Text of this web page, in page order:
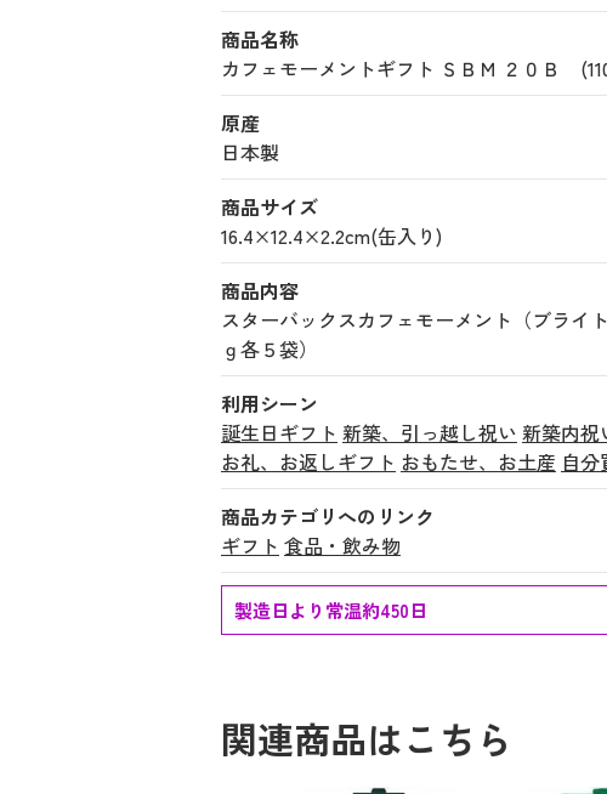
商品名称
カフェモーメントギフト ＳＢＭ ２０Ｂ
原産
日本製
商品サイズ
16.4×12.4×2.2cm(缶入り)
商品内容
スターバックスカフェモーメント（ブライ
ｇ各５袋）
利用シーン
誕生日ギフト 新築、引っ越し祝い 新築内祝
お礼、お返しギフト おもたせ、お土産 自
商品カテゴリへのリンク
ギフト 食品・飲み物
製造日より常温約450日
関連商品はこちら